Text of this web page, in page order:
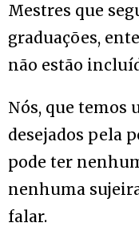
Mestres que
graduações,
não estão
Nós, que temos
desejados pela
pode ter
nenhuma
falar.